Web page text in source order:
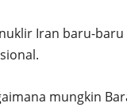
Iran baru-baru
mungkin